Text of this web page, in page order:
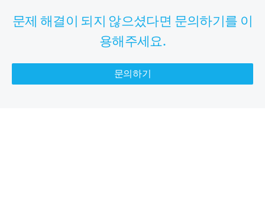
문제 해결이 되지 않으셨다면 문의하기를 이
용해주세요.
문의하기